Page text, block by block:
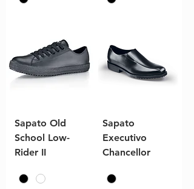
Sapato Old
School Low-
Rider II
Sapato
Executivo
Chancellor